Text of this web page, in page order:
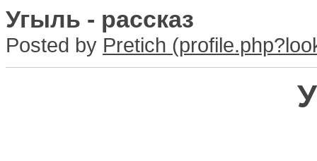
Угыль - рассказ
Posted by Pretich